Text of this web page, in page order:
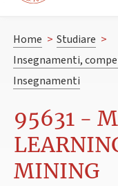
Home > Studiare >
Insegnamenti,
Insegnamenti
95631 -
MINING